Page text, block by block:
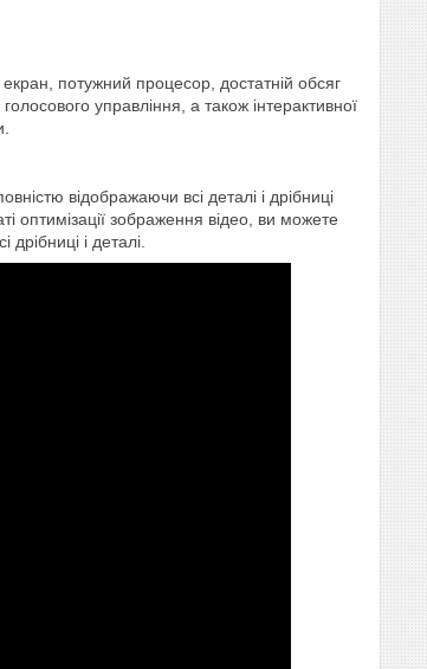
екран, потужний процесор, достатній обсяг
управління, а також інтерактивної
відображаючи всі деталі і дрібниці
оптимізації зображення відео, ви можете
і деталі.